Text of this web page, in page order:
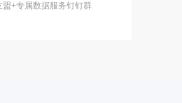
盟+专属数据服务钉钉群